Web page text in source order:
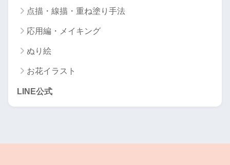
点描・線描・重ね塗り手法
応用編・メイキング
ぬり絵
お花イラスト
LINE公式